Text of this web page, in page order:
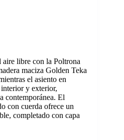
libre con la Poltrona
maciza Golden Teka
el asiento en
y exterior,
contemporánea. El
con cuerda ofrece un
completado con capa